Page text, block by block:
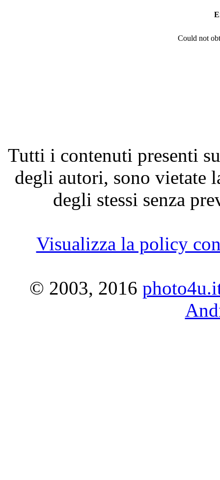
Could not
Tutti i contenuti presenti
degli autori, sono vietate
degli stessi senza
Visualizza la policy
© 2003, 2016